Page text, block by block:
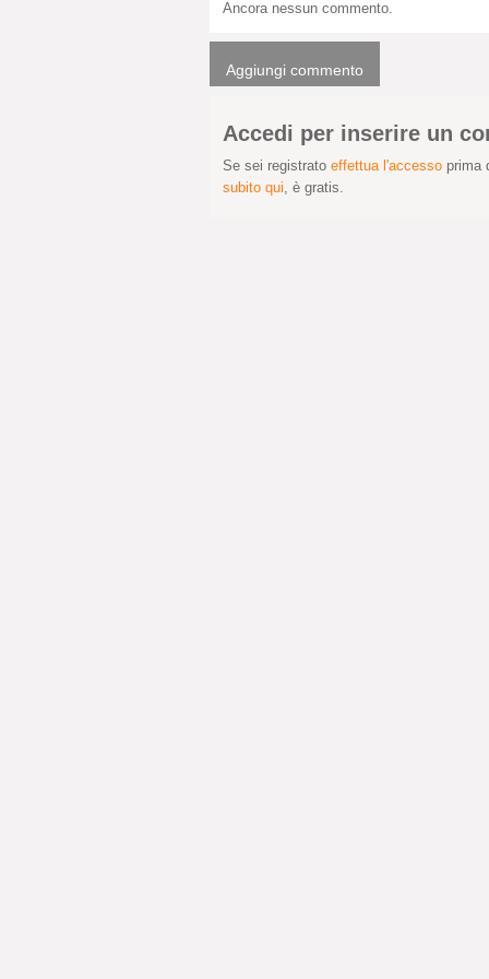
Ancora nessun commento.
Aggiungi commento
Accedi per inserire un
Se sei registrato effettua l'accesso prima
subito qui, è gratis.